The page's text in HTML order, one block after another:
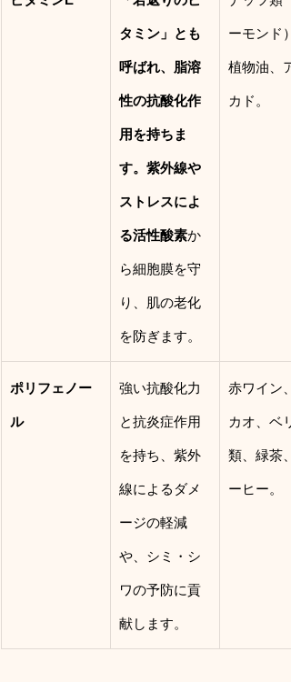
タミン」とも
呼ばれ、脂溶
性の抗酸化作
用を持ちま
す。紫外線や
ストレスによ
る活性酸素か
ら細胞膜を守
り、肌の老化
を防ぎます。
ーモンド
植物油、
カド。
ポリフェノー
ル
強い抗酸化力
と抗炎症作用
を持ち、紫外
線によるダメ
ージの軽減
や、シミ・シ
ワの予防に貢
献します。
赤ワイン
カオ、ベ
類、緑茶
ーヒー。